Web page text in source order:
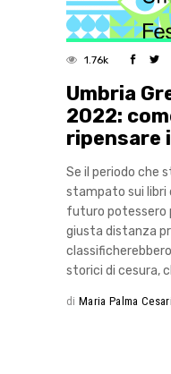
1.76k
Umbria
2022:
ripensare
Se il periodo che
stampato sui libri
futuro potessero
giusta distanza
storici di cesura,
di Maria Palma